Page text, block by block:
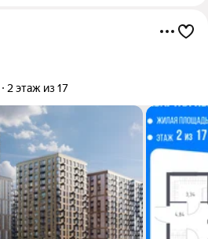
2 этаж из 17